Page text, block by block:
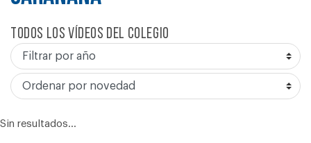
Todos los vídeos del colegio
Sin resultados...